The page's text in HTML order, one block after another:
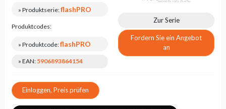
Wählen
» Produktserie:flashPRO
Produktcodes:
» Produktcode:flashPRO
» EAN: 5906893864154
Zur Serie
Fordern Sie ein Angebot
an
Einloggen, Preis prüfen